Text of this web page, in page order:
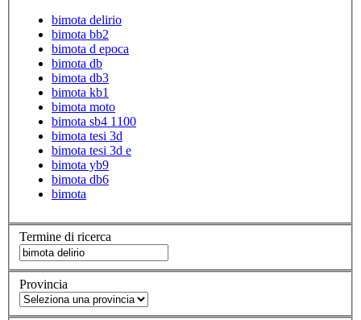
bimota delirio
bimota bb2
bimota d epoca
bimota db
bimota db3
bimota kb1
bimota moto
bimota sb4 1100
bimota tesi 3d
bimota tesi 3d e
bimota yb9
bimota db6
bimota
Termine di ricerca
Provincia